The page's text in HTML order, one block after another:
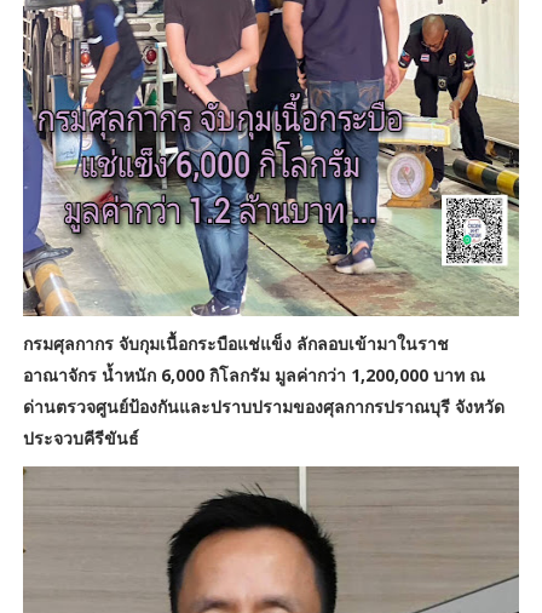
กรมศุลกากร จับกุมเนื้อกระบือแช่แข็ง ลักลอบเข้ามาในราช
อาณาจักร น้ำหนัก 6,000 กิโลกรัม มูลค่ากว่า 1,200,000 บาท ณ
ด่านตรวจศูนย์ป้องกันและปราบปรามของศุลกากรปราณบุรี จังหวัด
ประจวบคีรีขันธ์